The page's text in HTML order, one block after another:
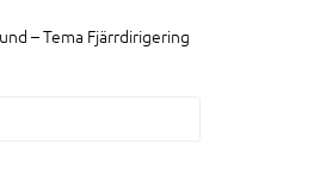
– Tema Fjärrdirigering